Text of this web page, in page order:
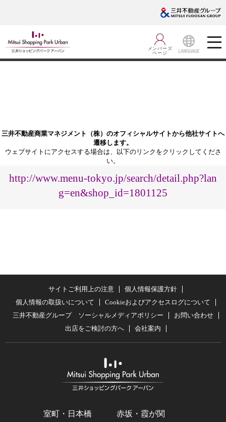
メンバーズ
ページ
三井不動産商業マネジメント（株）のオフィシャルサイトから他社サイトへ
遷移します。
ウェブサイトにアクセスする場合は、以下のリンクをクリックしてくださ
い。
http://www.menu-tokyo.jp/search/detail.php?lan
g=en&shop_id=1801125
サイトご利用上の注意
個人情報保護方針
個人情報の取扱いについて
Cookieおよびアクセスログについて
三井不動産グループ ソーシャルメディアポリシー
お問い合わせ
出店をご検討の方へ
会社案内
室町・日本橋 赤坂・霞が関